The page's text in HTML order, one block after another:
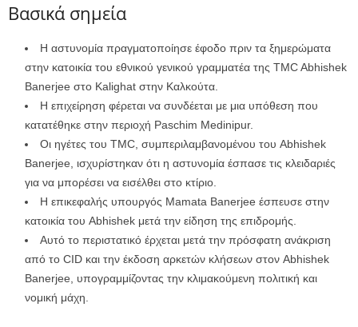
Βασικά σημεία
Η αστυνομία πραγματοποίησε έφοδο πριν τα ξημερώματα
στην κατοικία του εθνικού γενικού γραμματέα της TMC Abhishek
Banerjee στο Kalighat στην Καλκούτα.
Η επιχείρηση φέρεται να συνδέεται με μια υπόθεση που
κατατέθηκε στην περιοχή Paschim Medinipur.
Οι ηγέτες του TMC, συμπεριλαμβανομένου του Abhishek
Banerjee, ισχυρίστηκαν ότι η αστυνομία έσπασε τις κλειδαριές
για να μπορέσει να εισέλθει στο κτίριο.
Η επικεφαλής υπουργός Mamata Banerjee έσπευσε στην
κατοικία του Abhishek μετά την είδηση ​​της επιδρομής.
Αυτό το περιστατικό έρχεται μετά την πρόσφατη ανάκριση
από το CID και την έκδοση αρκετών κλήσεων στον Abhishek
Banerjee, υπογραμμίζοντας την κλιμακούμενη πολιτική και
νομική μάχη.